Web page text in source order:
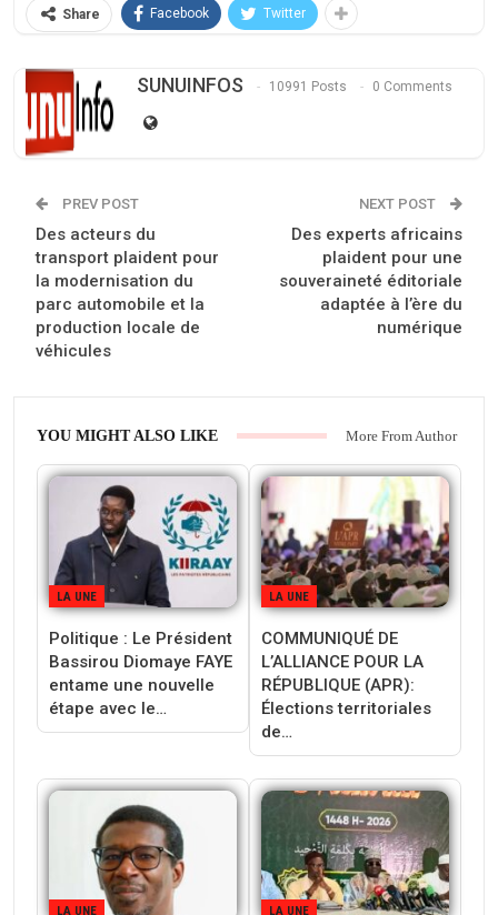
Share Facebook Twitter
SUNUINFOS 10991 Posts 0 Comments
PREV POST
Des acteurs du
transport plaident pour
la modernisation du
parc automobile et la
production locale de
véhicules
NEXT POST
Des experts africains
plaident pour une
souveraineté éditoriale
adaptée à l’ère du
numérique
YOU MIGHT ALSO LIKE More From Author
LA UNE
Politique : Le Président
Bassirou Diomaye FAYE
entame une nouvelle
étape avec le…
LA UNE
‎COMMUNIQUÉ DE
L’ALLIANCE POUR LA
RÉPUBLIQUE (APR):
Élections territoriales
de…
LA UNE LA UNE